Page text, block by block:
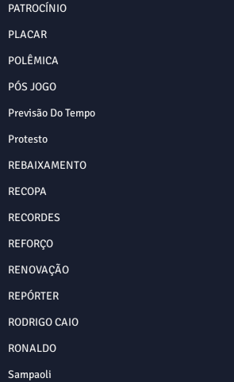
PATROCÍNIO
PLACAR
POLÊMICA
PÓS JOGO
Previsão Do Tempo
Protesto
REBAIXAMENTO
RECOPA
RECORDES
REFORÇO
RENOVAÇÃO
REPÓRTER
RODRIGO CAIO
RONALDO
Sampaoli